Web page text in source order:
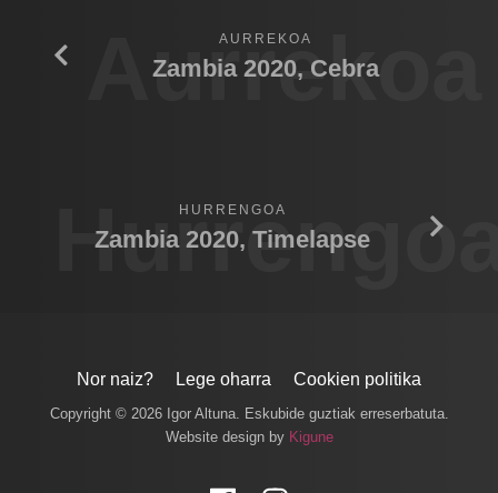
Aurrekoa
AURREKOA
Zambia 2020, Cebra
HURRENGOA
Zambia 2020, Timelapse
Nor naiz? Lege oharra Cookien politika
Copyright © 2026 Igor Altuna. Eskubide guztiak erreserbatuta.
Website design by Kigune